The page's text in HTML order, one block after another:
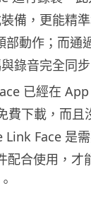
備，更能精
部動作；而通
錄音完全同步
已經在 App
費下載，而且
Link Face 是
配合使用，才